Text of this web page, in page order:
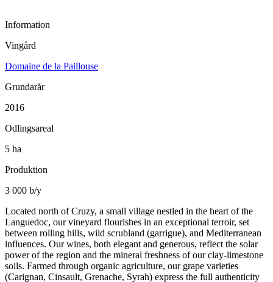
Information
Vingård
Domaine de la Paillouse
Grundarår
2016
Odlingsareal
5 ha
Produktion
3 000 b/y
Located north of Cruzy, a small village nestled in the heart of the
Languedoc, our vineyard flourishes in an exceptional terroir, set
between rolling hills, wild scrubland (garrigue), and Mediterranean
influences. Our wines, both elegant and generous, reflect the solar
power of the region and the mineral freshness of our clay-limestone
soils. Farmed through organic agriculture, our grape varieties
(Carignan, Cinsault, Grenache, Syrah) express the full authenticity